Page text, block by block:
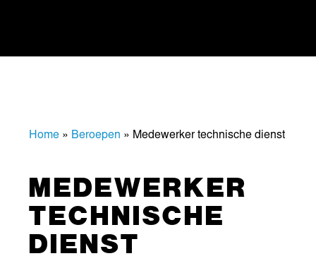
Home » Beroepen » Medewerker technische dienst
MEDEWERKER
TECHNISCHE
DIENST